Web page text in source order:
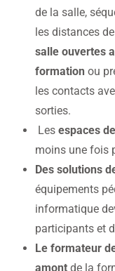
de la salle,
les distances
salle ouvertes
formation ou
les contacts
sorties.
Les espaces
moins une fois
Des solutions
équipements
informatique
participants et
Le formateur
amont de la